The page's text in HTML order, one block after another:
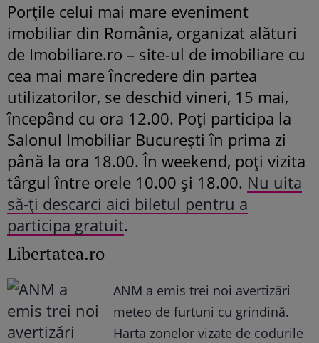
Porțile celui mai mare eveniment
imobiliar din România, organizat alături
de Imobiliare.ro – site-ul de imobiliare cu
cea mai mare încredere din partea
utilizatorilor, se deschid vineri, 15 mai,
începând cu ora 12.00. Poți participa la
Salonul Imobiliar București în prima zi
până la ora 18.00. În weekend, poți vizita
târgul între orele 10.00 și 18.00. Nu uita
să-ți descarci aici biletul pentru a
participa gratuit.
Libertatea.ro
ANM a emis trei noi avertizări
meteo de furtuni cu grindină.
Harta zonelor vizate de codurile